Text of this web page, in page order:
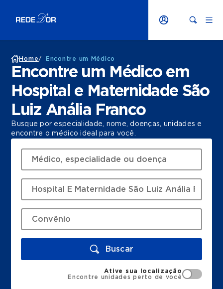
Home/ Encontre um Médico
Encontre um Médico em
Hospital e Maternidade São
Luiz Anália Franco
Busque por especialidade, nome, doenças, unidades e
encontre o médico ideal para você.
Buscar
Ative sua localização
Encontre unidades perto de você